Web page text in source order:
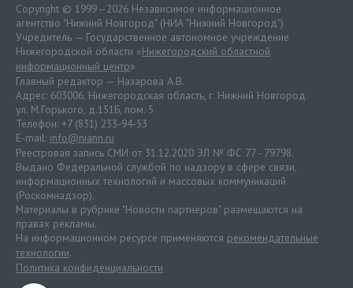
Copyright © 1999—2026 Независимое информационное
агентство "Нижний Новгород" (НИА "Нижний Новгород")
Учредитель — Государственное автономное учреждение
Нижегородской области «Нижегородский областной
информационный центр»
Главный редактор — Назарова А.В.
Адрес: 603006, Нижегородская область, г. Нижний Новгород.
ул. М.Горького, д.151Б, пом. 5
Телефон: +7 (831) 233-94-53
E-mail: info@niann.ru
Реестровая запись СМИ от 31.12.2020 ЭЛ № ФС 77 - 79798.
Выдано Федеральной службой по надзору в сфере связи,
информационных технологий и массовых коммуникаций
(Роскомнадзор).
Материалы в рубрике "Новости партнеров" размещаются на
правах рекламы.
На информационном ресурсе применяются рекомендательные
технологии.
Политика конфиденциальности